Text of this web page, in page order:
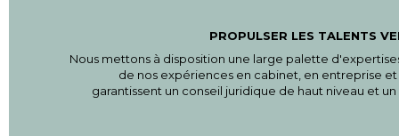
PROPULSER LES TALENTS
Nous mettons à disposition une large palette
de nos expériences en cabinet, en entreprise
garantissent un conseil juridique de haut niveau et